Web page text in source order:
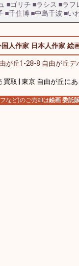
■ゴリチ ■ラシス ■ラフ
■千住博■中島千波 ■い
国人作家 日本人作家 絵
が丘1-28-8 自由が丘デ
買取 | 東京 自由が丘に
など)のご売却は絵画 委託